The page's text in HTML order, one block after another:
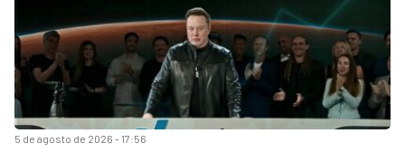
5 de agosto de 2026 - 17:56